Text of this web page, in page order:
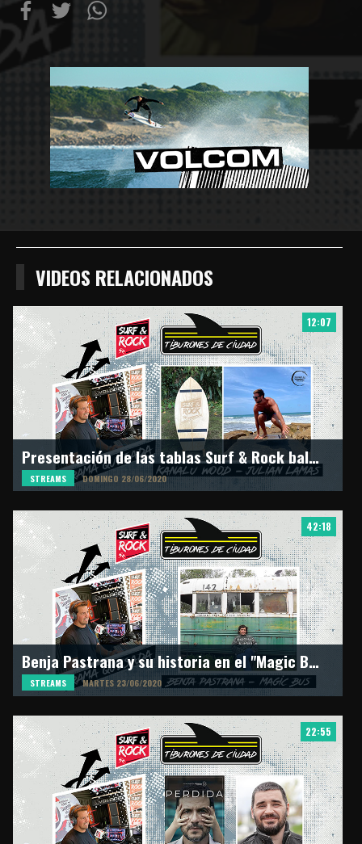
Compartir
en
Compartir
en
VIDEOS RELACIONADOS
12:07
Presentación de las tablas Surf & Rock balance boards by Kanalu Wood
STREAMS DOMINGO 28/06/2020
42:18
Benja Pastrana y su historia en el "Magic Bus" en Alaska
STREAMS MARTES 23/06/2020
22:55